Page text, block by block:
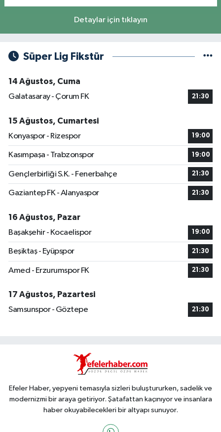
Detaylar için tıklayın
Süper Lig Fikstür
14 Ağustos, Cuma
Galatasaray - Çorum FK
21:30
15 Ağustos, Cumartesi
Konyaspor - Rizespor
19:00
Kasımpaşa - Trabzonspor 19:00
Gençlerbirliği S.K. - Fenerbahçe 21:30
Gaziantep FK - Alanyaspor 21:30
16 Ağustos, Pazar
Başakşehir - Kocaelispor
19:00
Beşiktaş - Eyüpspor 21:30
Amed - Erzurumspor FK 21:30
17 Ağustos, Pazartesi
Samsunspor - Göztepe
21:30
Efeler Haber, yepyeni temasıyla sizleri buluştururken, sadelik ve
modernizmi bir araya getiriyor. Şatafattan kaçınıyor ve insanlara
haber okuyabilecekleri bir altyapı sunuyor.